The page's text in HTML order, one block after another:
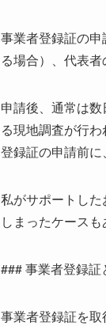
事業者登録証の
る場合）、代表
申請後、通常は
る現地調査が行
登録証の申請前に
私がサポートし
しまったケース
### 事業者登録証
事業者登録証を